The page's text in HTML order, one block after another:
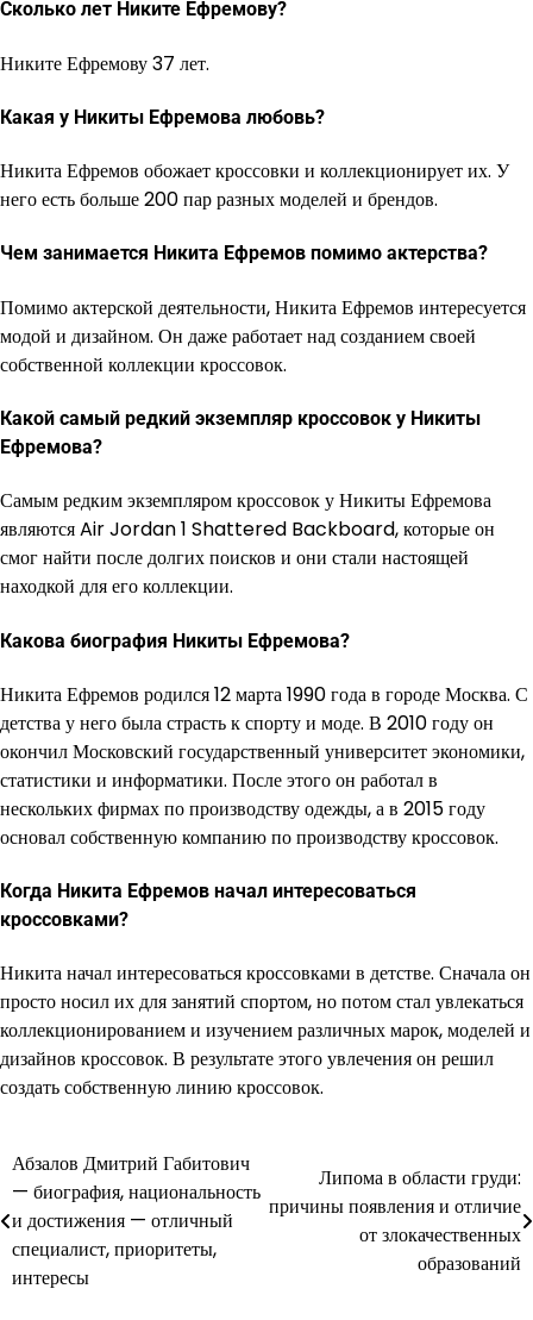
Сколько лет Никите Ефремову?
Никите Ефремову 37 лет.
Какая у Никиты Ефремова любовь?
Никита Ефремов обожает кроссовки и коллекционирует их. У
него есть больше 200 пар разных моделей и брендов.
Чем занимается Никита Ефремов помимо актерства?
Помимо актерской деятельности, Никита Ефремов интересуется
модой и дизайном. Он даже работает над созданием своей
собственной коллекции кроссовок.
Какой самый редкий экземпляр кроссовок у Никиты
Ефремова?
Самым редким экземпляром кроссовок у Никиты Ефремова
являются Air Jordan 1 Shattered Backboard, которые он
смог найти после долгих поисков и они стали настоящей
находкой для его коллекции.
Какова биография Никиты Ефремова?
Никита Ефремов родился 12 марта 1990 года в городе Москва. С
детства у него была страсть к спорту и моде. В 2010 году он
окончил Московский государственный университет экономики,
статистики и информатики. После этого он работал в
нескольких фирмах по производству одежды, а в 2015 году
основал собственную компанию по производству кроссовок.
Когда Никита Ефремов начал интересоваться
кроссовками?
Никита начал интересоваться кроссовками в детстве. Сначала он
просто носил их для занятий спортом, но потом стал увлекаться
коллекционированием и изучением различных марок, моделей и
дизайнов кроссовок. В результате этого увлечения он решил
создать собственную линию кроссовок.
Навигация
по
записям
Абзалов Дмитрий Габитович
— биография, национальность
и достижения — отличный
специалист, приоритеты,
интересы
Липома в области груди:
причины появления и отличие
от злокачественных
образований